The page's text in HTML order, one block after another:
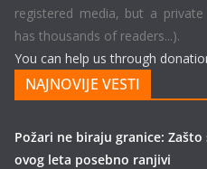
registered media, but a
has thousands of readers...).
You can help us through
NAJNOVIJE VESTI
Požari ne biraju granice:
ovog leta posebno ranjivi